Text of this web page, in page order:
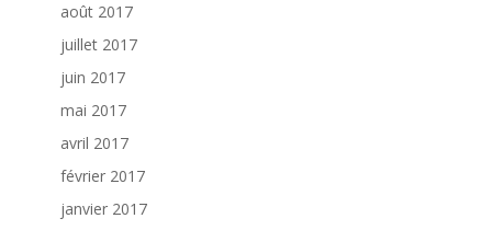
août 2017
juillet 2017
juin 2017
mai 2017
avril 2017
février 2017
janvier 2017